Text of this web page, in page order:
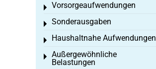
Vorsorgeaufwendungen
Toggle menu
Sonderausgaben
Toggle menu
Haushaltnahe Aufwendungen
Toggle menu
Außergewöhnliche
Belastungen
Toggle menu